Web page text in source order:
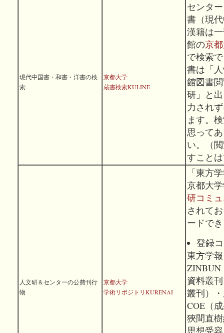
現代中国書・和書・洋書の検
索
京都大学
蔵書検索KULINE
センタ
書（現
漢籍は
館の京
で検索
書は「
館図書
研」と
力され
ます。
思って
い。（
すこと
人文研＆センターの公費刊行
物
京都大学
学術リポジトリKURENAI
「東方
京都大
研コミ
されて
ードで
登録
東方学
ZINBUN
資料叢
叢刊）
COE（
狹間直
思想受